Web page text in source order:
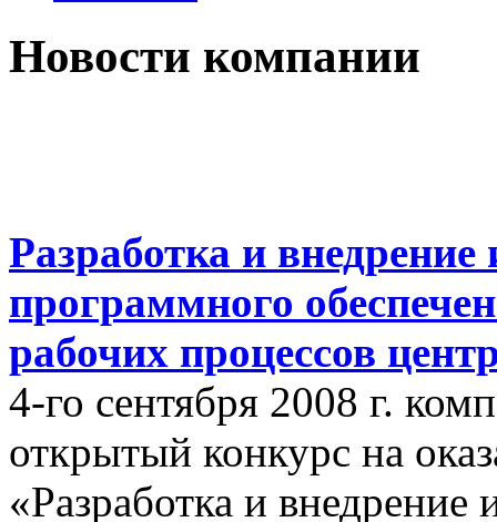
Новости компании
Разработка и
программного
рабочих процессов
4-го сентября 2008 г.
открытый конкурс на
«Разработка и